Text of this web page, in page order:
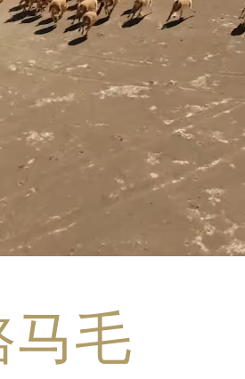
马毛